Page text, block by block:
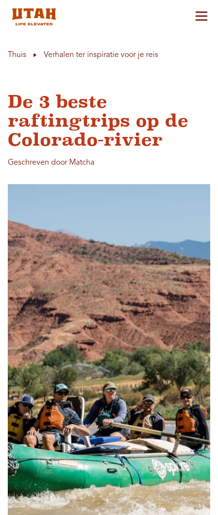
Thuis Verhalen ter inspiratie voor je reis
De 3 beste
raftingtrips op de
Colorado-rivier
Geschreven door Matcha